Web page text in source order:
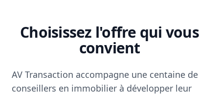
Choisissez l'offre qui vous
convient
AV Transaction accompagne une centaine de
conseillers en immobilier à développer leur